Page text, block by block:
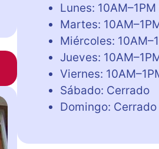
Lunes:
Martes:
Miércoles:
Jueves:
Viernes:
Sábado: Cerrado
Domingo: Cerrado